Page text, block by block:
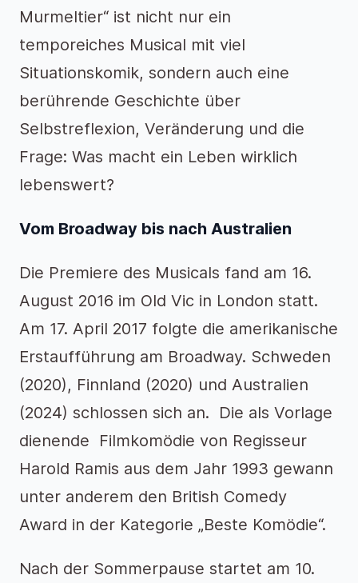
Murmeltier“ ist nicht nur ein
temporeiches Musical mit viel
Situationskomik, sondern auch eine
berührende Geschichte über
Selbstreflexion, Veränderung und die
Frage: Was macht ein Leben wirklich
lebenswert?
Vom Broadway bis nach Australien
Die Premiere des Musicals fand am 16.
August 2016 im Old Vic in London statt.
Am 17. April 2017 folgte die amerikanische
Erstaufführung am Broadway. Schweden
(2020), Finnland (2020) und Australien
(2024) schlossen sich an. Die als Vorlage
dienende Filmkomödie von Regisseur
Harold Ramis aus dem Jahr 1993 gewann
unter anderem den British Comedy
Award in der Kategorie „Beste Komödie“.
Nach der Sommerpause startet am 10.